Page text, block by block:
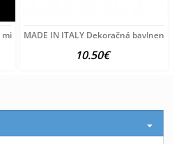
biele srdiečka na béžovom,
MADE IN ITALY Dekoračná bavlnená
10.50€